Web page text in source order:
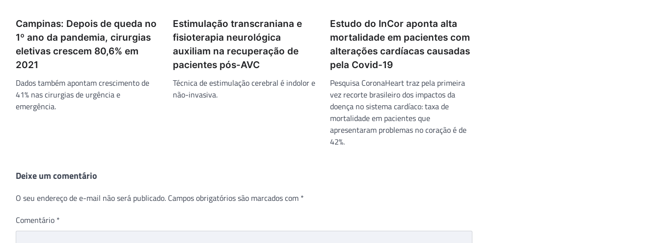
Campinas: Depois de queda no
1º ano da pandemia, cirurgias
eletivas crescem 80,6% em
2021
Dados também apontam crescimento de
41% nas cirurgias de urgência e
emergência.
Estimulação transcraniana e
fisioterapia neurológica
auxiliam na recuperação de
pacientes pós-AVC
Técnica de estimulação cerebral é indolor e
não-invasiva.
Estudo do InCor aponta alta
mortalidade em pacientes com
alterações cardíacas causadas
pela Covid-19
Pesquisa CoronaHeart traz pela primeira
vez recorte brasileiro dos impactos da
doença no sistema cardíaco: taxa de
mortalidade em pacientes que
apresentaram problemas no coração é de
42%.
Deixe um comentário
O seu endereço de e-mail não será publicado. Campos obrigatórios são marcados com *
Comentário *